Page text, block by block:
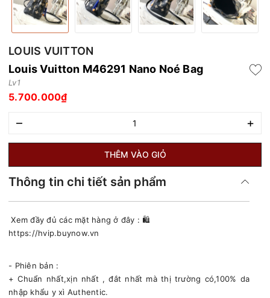
LOUIS VUITTON
Louis Vuitton M46291 Nano Noé Bag
Lv1
5.700.000₫
– +
THÊM VÀO GIỎ
Thông tin chi tiết sản phẩm
Xem đầy đủ các mặt hàng ở đây : 🛍
https://hvip.buynow.vn
- Phiên bản :
+ Chuẩn nhất,xịn nhất , đắt nhất mà thị trường có,100% da
nhập khẩu y xì Authentic.